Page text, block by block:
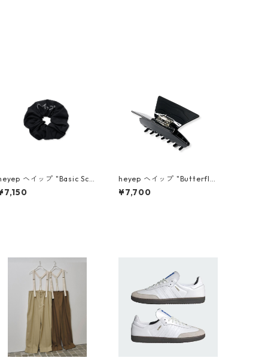
ヘイップ "Basic Scr
with KENKAGAMI"
heyep ヘイップ "Butterfly
Joint Clip" hp04626
¥7,700